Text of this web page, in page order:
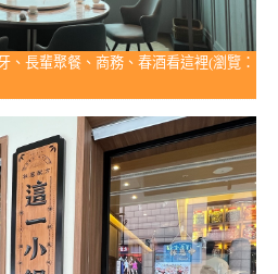
、長輩聚餐、商務、春酒看這裡(瀏覽：